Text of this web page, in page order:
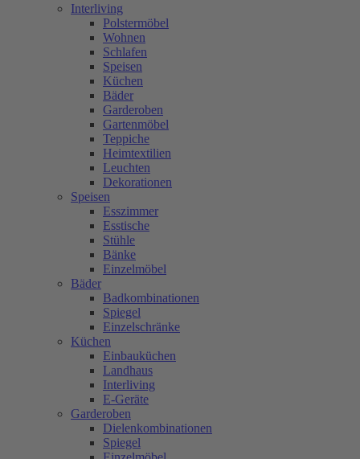
Interliving
Polstermöbel
Wohnen
Schlafen
Speisen
Küchen
Bäder
Garderoben
Gartenmöbel
Teppiche
Heimtextilien
Leuchten
Dekorationen
Speisen
Esszimmer
Esstische
Stühle
Bänke
Einzelmöbel
Bäder
Badkombinationen
Spiegel
Einzelschränke
Küchen
Einbauküchen
Landhaus
Interliving
E-Geräte
Garderoben
Dielenkombinationen
Spiegel